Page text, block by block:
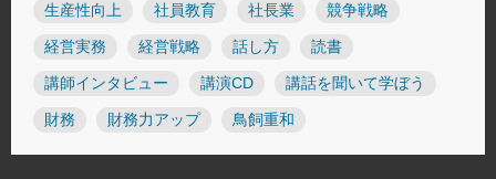
生産性向上 社員教育 社長業 競争戦略
経営実務 経営戦略 話し方 読書
講師インタビュー 講演CD 講話を聞いて学ぼう
財務 財務力アップ 鳥飼重和